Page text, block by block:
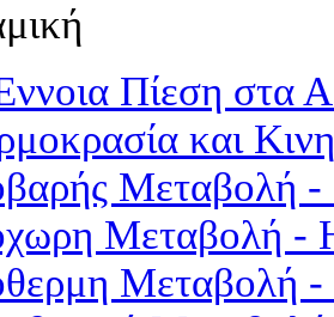
Πίεση στα
και
Μεταβολή
Μεταβολή -
Μεταβολή